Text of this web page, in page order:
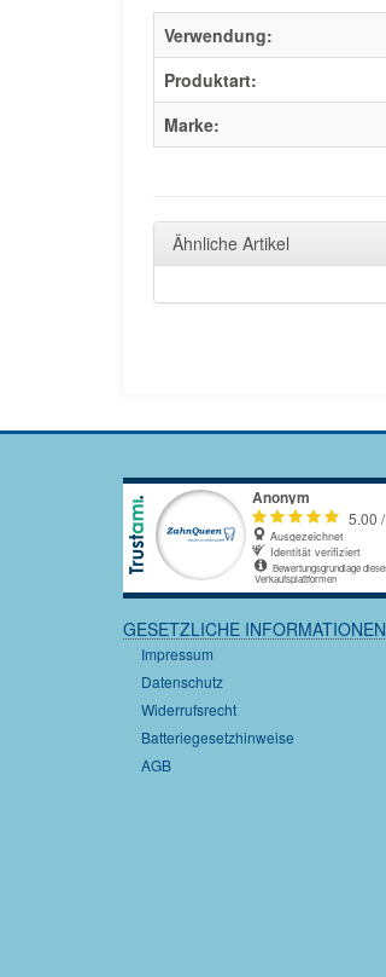
Verwendung:
Produktart:
Marke:
Ähnliche Artikel
GESETZLICHE INFORMATIONEN
Impressum
Datenschutz
Widerrufsrecht
Batteriegesetzhinweise
AGB